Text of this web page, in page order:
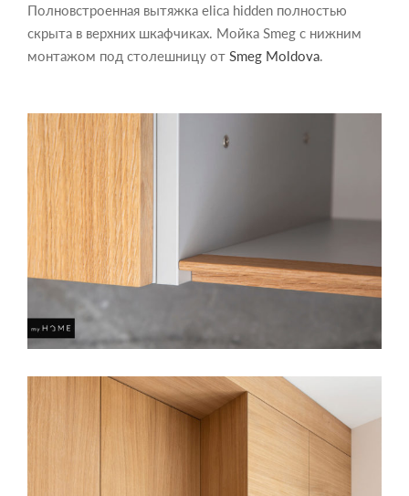
Полновстроенная вытяжка elica hidden полностью
скрыта в верхних шкафчиках. Мойка Smeg с нижним
монтажом под столешницу от Smeg Moldova.